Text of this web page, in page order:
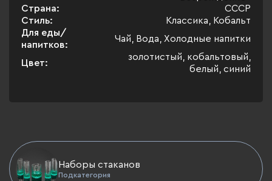
Страна:
СССР
Стиль:
Классика, Кобальт
Для еды/
напитков:
Чай, Вода, Холодные напитки
Цвет:
золотистый, кобальтовый,
белый, синий
Наборы стаканов
Подкатегория